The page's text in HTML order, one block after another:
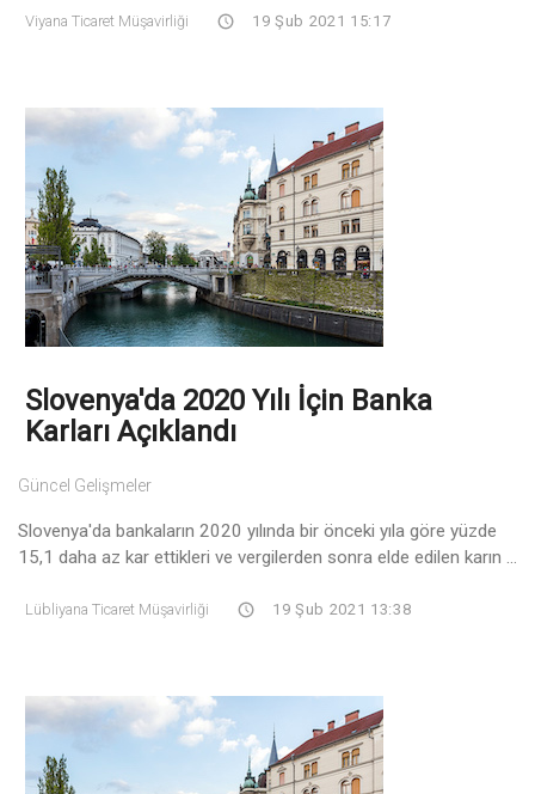
Viyana Ticaret Müşavirliği 19 Şub 2021 15:17
Slovenya'da 2020 Yılı İçin Banka
Karları Açıklandı
Güncel Gelişmeler
Slovenya'da bankaların 2020 yılında bir önceki yıla göre yüzde
15,1 daha az kar ettikleri ve vergilerden sonra elde edilen karın ...
Lübliyana Ticaret Müşavirliği 19 Şub 2021 13:38